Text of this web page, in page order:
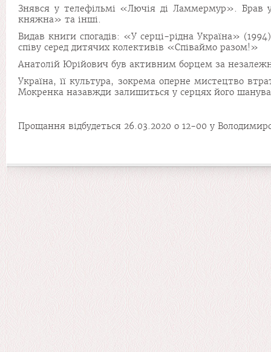
Знявся у телефільмі «Лючія ді Ламмермур». Брав
княжна» та інші.
Видав книги спогадів: «У серці-рідна Україна»
співу серед дитячих колективів «Співаймо разом!»
Анатолій Юрійович був активним борцем за
Україна, її культура, зокрема оперне мистецтво
Мокренка назавжди залишиться у серцях його
Прощання відбудеться 26.03.2020 о 12-00 у